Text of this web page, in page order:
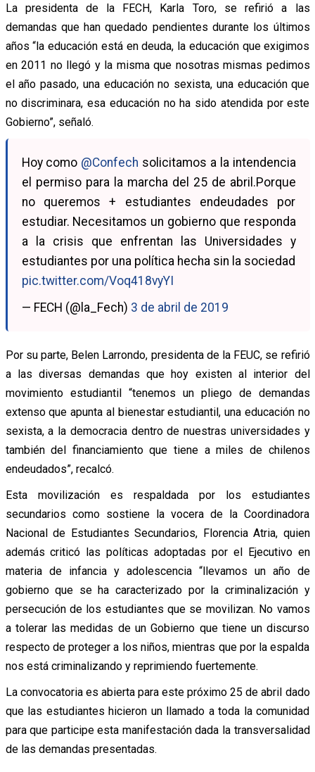
La presidenta de la FECH, Karla Toro, se refirió a las
demandas que han quedado pendientes durante los últimos
años “la educación está en deuda, la educación que exigimos
en 2011 no llegó y la misma que nosotras mismas pedimos
el año pasado, una educación no sexista, una educación que
no discriminara, esa educación no ha sido atendida por este
Gobierno”, señaló.
Hoy como @Confech solicitamos a la intendencia
el permiso para la marcha del 25 de abril.Porque
no queremos + estudiantes endeudades por
estudiar. Necesitamos un gobierno que responda
a la crisis que enfrentan las Universidades y
estudiantes por una política hecha sin la sociedad
pic.twitter.com/Voq418vyYI
— FECH (@la_Fech) 3 de abril de 2019
Por su parte, Belen Larrondo, presidenta de la FEUC, se refirió
a las diversas demandas que hoy existen al interior del
movimiento estudiantil “tenemos un pliego de demandas
extenso que apunta al bienestar estudiantil, una educación no
sexista, a la democracia dentro de nuestras universidades y
también del financiamiento que tiene a miles de chilenos
endeudados”, recalcó.
Esta movilización es respaldada por los estudiantes
secundarios como sostiene la vocera de la Coordinadora
Nacional de Estudiantes Secundarios, Florencia Atria, quien
además criticó las políticas adoptadas por el Ejecutivo en
materia de infancia y adolescencia “llevamos un año de
gobierno que se ha caracterizado por la criminalización y
persecución de los estudiantes que se movilizan. No vamos
a tolerar las medidas de un Gobierno que tiene un discurso
respecto de proteger a los niños, mientras que por la espalda
nos está criminalizando y reprimiendo fuertemente.
La convocatoria es abierta para este próximo 25 de abril dado
que las estudiantes hicieron un llamado a toda la comunidad
para que participe esta manifestación dada la transversalidad
de las demandas presentadas.